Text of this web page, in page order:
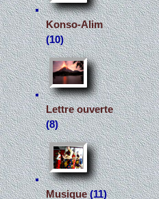
Konso-Alim
(10)
Lettre ouverte
(8)
Musique(11)